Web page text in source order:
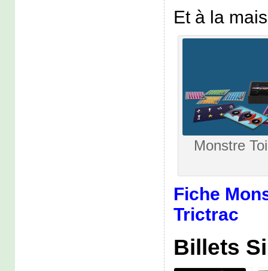
Et à la
Monstre
Fiche
Trictrac
Billets